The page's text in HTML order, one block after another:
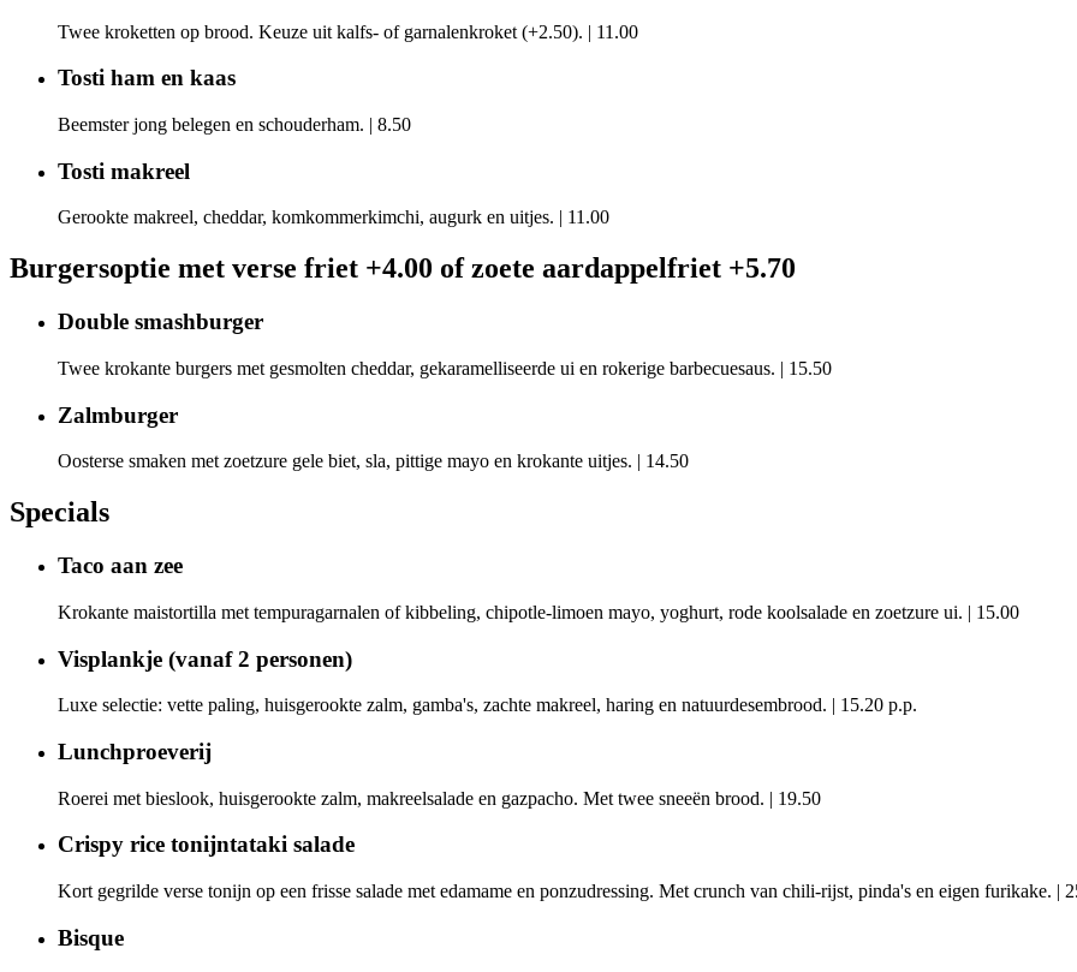
Twee kroketten op brood. Keuze uit kalfs- of garnalenkroket (+2.50). | 11.00
Tosti ham en kaas
Beemster jong belegen en schouderham. | 8.50
Tosti makreel
Gerookte makreel, cheddar, komkommerkimchi, augurk en uitjes. | 11.00
Burgersoptie met verse friet +4.00 of zoete aardappelfriet +5.70
Double smashburger
Twee krokante burgers met gesmolten cheddar, gekaramelliseerde ui en rokerige barbecuesaus. | 15.50
Zalmburger
Oosterse smaken met zoetzure gele biet, sla, pittige mayo en krokante uitjes. | 14.50
Specials
Taco aan zee
Krokante maistortilla met tempuragarnalen of kibbeling, chipotle-limoen mayo, yoghurt, rode koolsalade en zoetzure ui. | 15.00
Visplankje (vanaf 2 personen)
Luxe selectie: vette paling, huisgerookte zalm, gamba's, zachte makreel, haring en natuurdesembrood. | 15.20 p.p.
Lunchproeverij
Roerei met bieslook, huisgerookte zalm, makreelsalade en gazpacho. Met twee sneeën brood. | 19.50
Crispy rice tonijntataki salade
Kort gegrilde verse tonijn op een frisse salade met edamame en ponzudressing. Met crunch van chili-rijst, pinda's en eigen furikake. |
Bisque